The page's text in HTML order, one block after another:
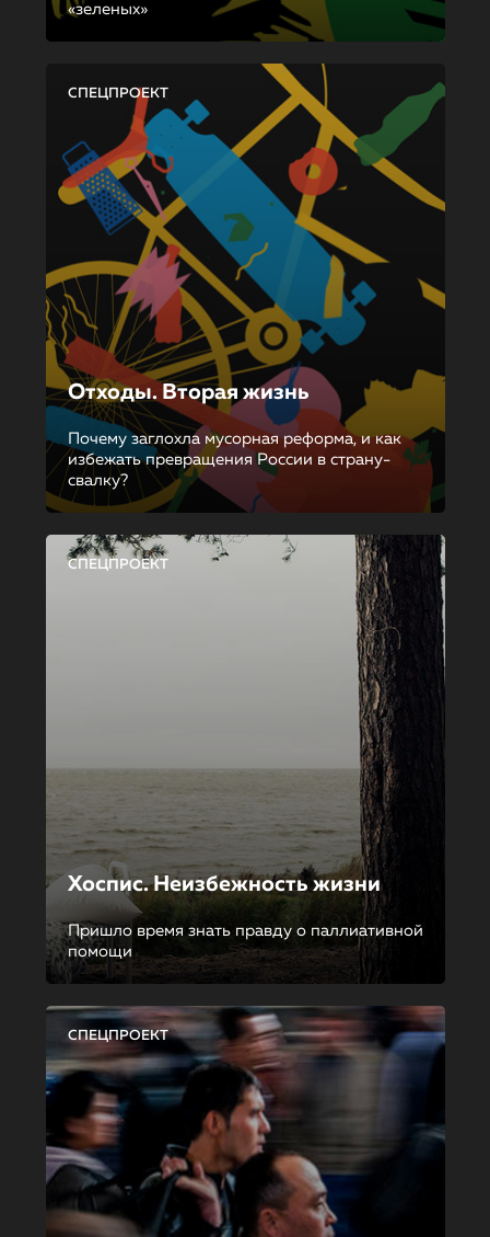
«зеленых»
СПЕЦПРОЕКТ
Отходы. Вторая жизнь
Почему заглохла мусорная реформа, и как
избежать превращения России в страну-
свалку?
СПЕЦПРОЕКТ
Хоспис. Неизбежность жизни
Пришло время знать правду о паллиативной
помощи
СПЕЦПРОЕКТ